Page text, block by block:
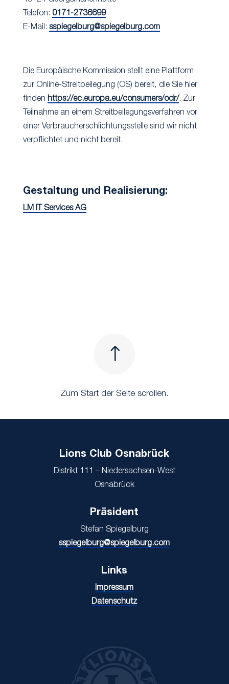
Telefon: 0171-2736699
E-Mail: sspiegelburg@spiegelburg.com
Die Europäische Kommission stellt eine Plattform
zur Online-Streitbeilegung (OS) bereit, die Sie hier
finden https://ec.europa.eu/consumers/odr/. Zur
Teilnahme an einem Streitbeilegungsverfahren vor
einer Verbraucherschlichtungsstelle sind wir nicht
verpflichtet und nicht bereit.
Gestaltung und Realisierung:
LM IT Services AG
!
Zum Start der Seite scrollen.
Lions Club Osnabrück
Distrikt 111 – Niedersachsen-West
Osnabrück
Präsident
Stefan Spiegelburg
sspiegelburg@spiegelburg.com
Links
Impressum
Datenschutz